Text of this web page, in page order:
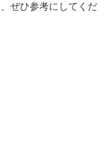
ぜひ参考にしてくだ